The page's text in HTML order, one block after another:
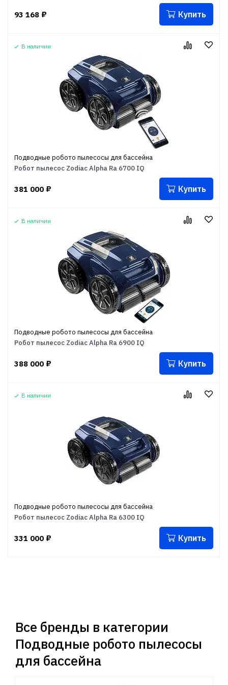
93 168 ₽ Купить
В наличии
Подводные робото пылесосы для бассейна
Робот пылесос Zodiac Alpha Ra 6700 IQ
381 000 ₽ Купить
В наличии
Подводные робото пылесосы для бассейна
Робот пылесос Zodiac Alpha Ra 6900 IQ
388 000 ₽ Купить
В наличии
Подводные робото пылесосы для бассейна
Робот пылесос Zodiac Alpha Ra 6300 IQ
331 000 ₽ Купить
Все бренды в категории
Подводные робото пылесосы
для бассейна